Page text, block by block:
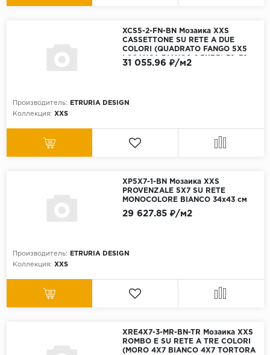
XCS5-2-FN-BN Мозаика XXS
CASSETTONE SU RETE A DUE
COLORI (QUADRATO FANGO 5X5
LOSANGA BIANCO 2,5X7,5) 32х39
см
Производитель:
ETRURIA DESIGN
Коллекция: XXS
31 055.96 ₽/м2
XP5X7-1-BN Мозаика XXS
PROVENZALE 5X7 SU RETE
MONOCOLORE BIANCO 34x43 см
Производитель:
ETRURIA DESIGN
Коллекция: XXS
29 627.85 ₽/м2
XRE4X7-3-MR-BN-TR Мозаика XXS
ROMBO E SU RETE A TRE COLORI
(MORO 4X7 BIANCO 4X7 TORTORA